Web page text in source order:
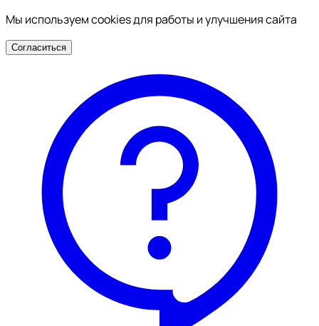
Мы используем cookies для работы и улучшения сайта
Согласиться